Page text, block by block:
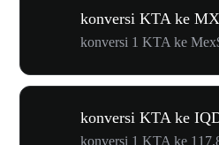
konversi KTA ke
konversi 1 KTA ke
konversi KTA ke